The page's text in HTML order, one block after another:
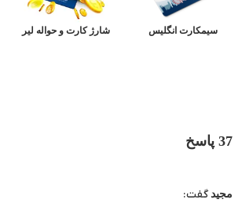
سیمکارت انگلیس شارژ کارت و حواله لیر
37 پاسخ
مجیدگفت: